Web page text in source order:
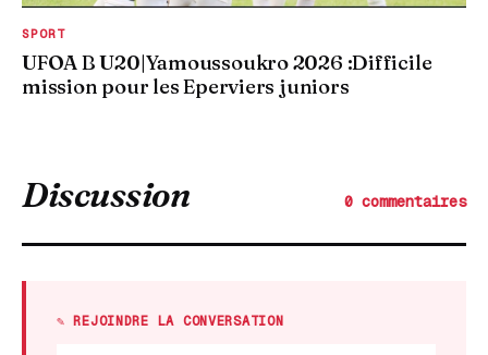
SPORT
UFOA B U20|Yamoussoukro 2026 :Difficile
mission pour les Eperviers juniors
Discussion 0 commentaires
✎ REJOINDRE LA CONVERSATION